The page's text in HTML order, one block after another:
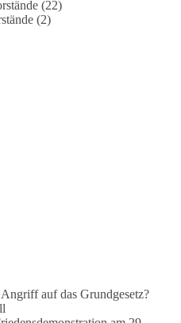
Anhalt findet am 6.
– jetzt müssen sie gesehen,
dieBasisSachsenAnhalt
Beiträge, damit noch mehr
(22)
(2)
auf das Grundgesetz?